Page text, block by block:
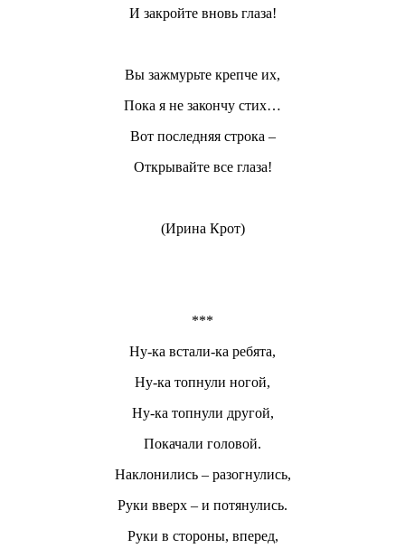
И закройте вновь глаза!
Вы зажмурьте крепче их,
Пока я не закончу стих…
Вот последняя строка –
Открывайте все глаза!
(Ирина Крот)
***
Ну-ка встали-ка ребята,
Ну-ка топнули ногой,
Ну-ка топнули другой,
Покачали головой.
Наклонились – разогнулись,
Руки вверх – и потянулись.
Руки в стороны, вперед,